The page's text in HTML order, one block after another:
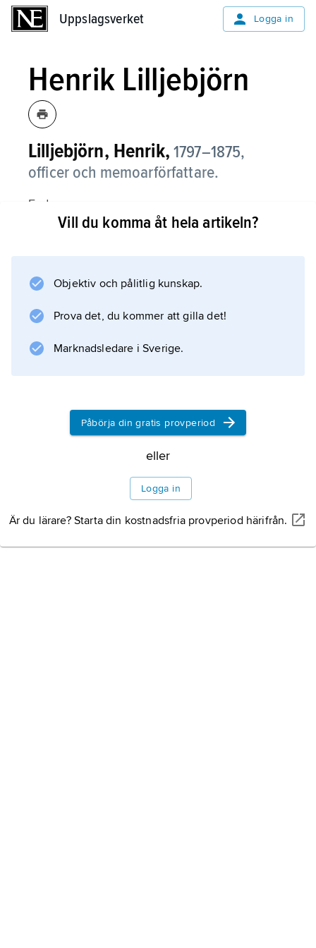
Uppslagsverket Logga in
Henrik Lilljebjörn
Lilljebjörn, Henrik, 1797–1875,
officer och memoarförfattare.
Fadern
Knut Lilljebjörn
Geijer, gift med Lilljebjörns syster
(1790–1861). Henrik Lilljebjörn utgav 1862
därefter sina egna
skildring av herrskapsliv
Information om artikeln
Vill du komma åt hela artikeln?
Objektiv och pålitlig kunskap.
Prova det, du kommer att gilla det!
Marknadsledare i Sverige.
Påbörja din gratis provperiod
eller
Logga in
Är du lärare? Starta din kostnadsfria provperiod härifrån.